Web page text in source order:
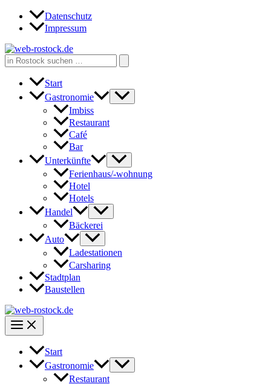
Zum
Inhalt
Datenschutz
Impressum
Search
for:
Start
Gastronomie
Imbiss
Restaurant
Café
Bar
Unterkünfte
Ferienhaus/-wohnung
Hotel
Hotels
Handel
Bäckerei
Auto
Ladestationen
Carsharing
Stadtplan
Baustellen
Start
Gastronomie
Restaurant